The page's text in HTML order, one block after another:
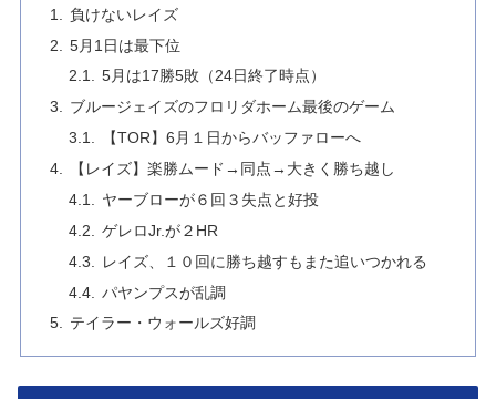
負けないレイズ
5月1日は最下位
5月は17勝5敗（24日終了時点）
ブルージェイズのフロリダホーム最後のゲーム
【TOR】6月１日からバッファローへ
【レイズ】楽勝ムード→同点→大きく勝ち越し
ヤーブローが６回３失点と好投
ゲレロJr.が２HR
レイズ、１０回に勝ち越すもまた追いつかれる
パヤンプスが乱調
テイラー・ウォールズ好調